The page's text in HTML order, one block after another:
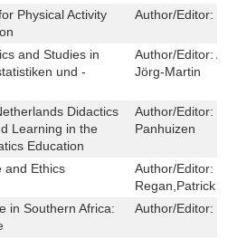
Physical Activity
Author/Editor:
and Studies in
und -
Author/Editor:
Jörg-Martin
Didactics
Learning in the
Education
Author/Editor:
Panhuizen
and Ethics Author/Editor:
Regan,Patrick
in Southern Africa:
Author/Editor: